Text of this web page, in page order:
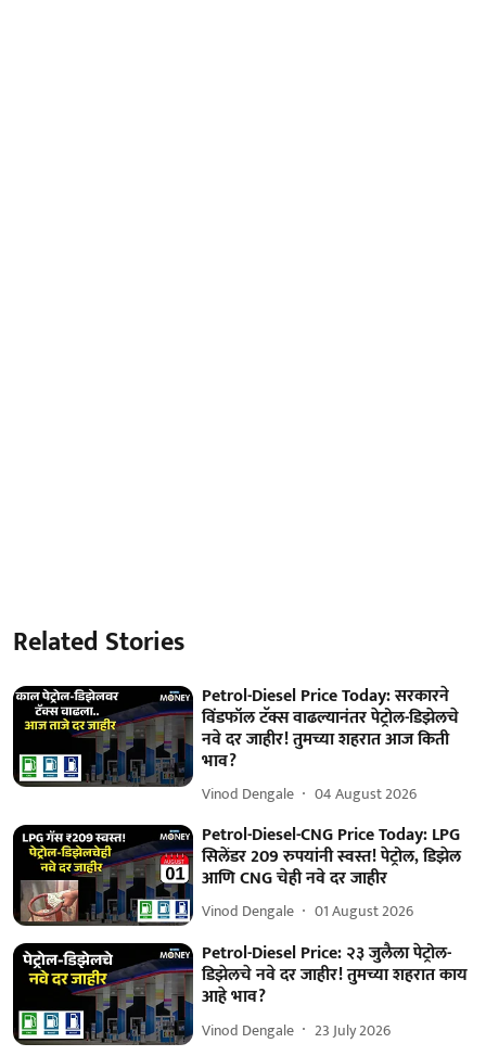
Related Stories
Petrol-Diesel Price Today: सरकारने
विंडफॉल टॅक्स वाढल्यानंतर पेट्रोल-डिझेलचे
नवे दर जाहीर! तुमच्या शहरात आज किती
भाव?
Vinod Dengale 04 August 2026
Petrol-Diesel-CNG Price Today: LPG
सिलेंडर 209 रुपयांनी स्वस्त! पेट्रोल, डिझेल
आणि CNG चेही नवे दर जाहीर
Vinod Dengale 01 August 2026
Petrol-Diesel Price: २३ जुलैला पेट्रोल-
डिझेलचे नवे दर जाहीर! तुमच्या शहरात काय
आहे भाव?
Vinod Dengale 23 July 2026